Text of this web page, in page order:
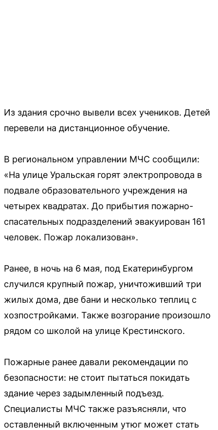
Из здания срочно вывели всех учеников. Детей
перевели на дистанционное обучение.
В региональном управлении МЧС сообщили:
«На улице Уральская горят электропровода в
подвале образовательного учреждения на
четырех квадратах. До прибытия пожарно-
спасательных подразделений эвакуирован 161
человек. Пожар локализован».
Ранее, в ночь на 6 мая, под Екатеринбургом
случился крупный пожар, уничтоживший три
жилых дома, две бани и несколько теплиц с
хозпостройками. Также возгорание произошло
рядом со школой на улице Крестинского.
Пожарные ранее давали рекомендации по
безопасности: не стоит пытаться покидать
здание через задымленный подъезд.
Специалисты МЧС также разъясняли, что
оставленный включенным утюг может стать